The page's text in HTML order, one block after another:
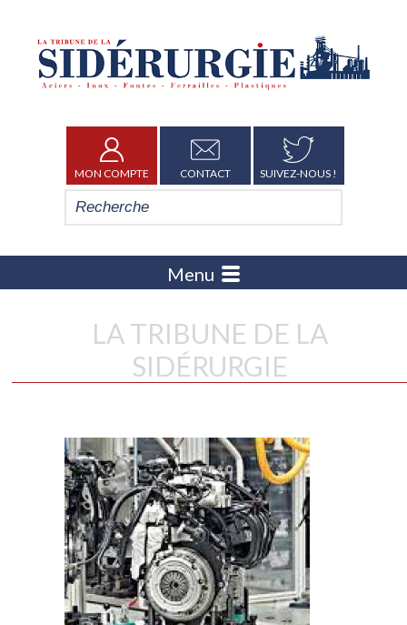
MON COMPTE CONTACT SUIVEZ-NOUS !
Menu
LA TRIBUNE DE LA
SIDÉRURGIE